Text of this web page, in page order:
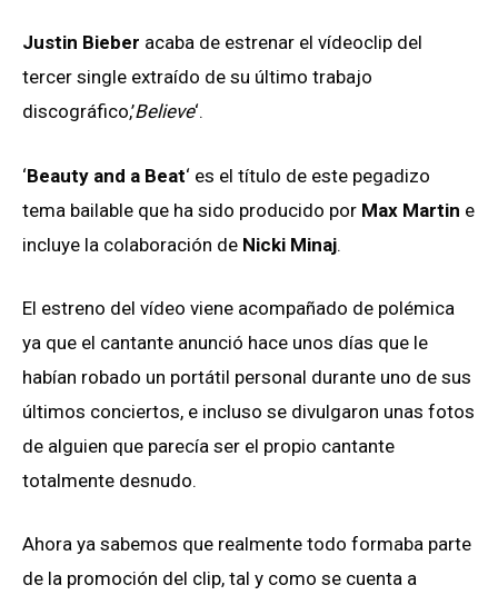
Justin Bieber acaba de estrenar el vídeoclip del
tercer single extraído de su último trabajo
discográfico,’Believe‘.
‘Beauty and a Beat‘ es el título de este pegadizo
tema bailable que ha sido producido por Max Martin e
incluye la colaboración de Nicki Minaj.
El estreno del vídeo viene acompañado de polémica
ya que el cantante anunció hace unos días que le
habían robado un portátil personal durante uno de sus
últimos conciertos, e incluso se divulgaron unas fotos
de alguien que parecía ser el propio cantante
totalmente desnudo.
Ahora ya sabemos que realmente todo formaba parte
de la promoción del clip, tal y como se cuenta a